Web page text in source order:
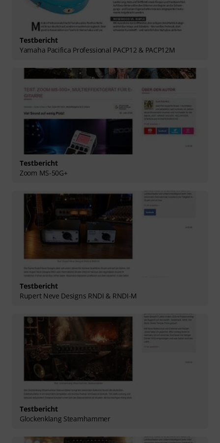
Testbericht
Yamaha Pacifica Professional PACP12 & PACP12M
Testbericht
Zoom MS-50G+
Testbericht
Rupert Neve Designs RNDI & RNDI-M
Testbericht
Glockenklang Steamhammer